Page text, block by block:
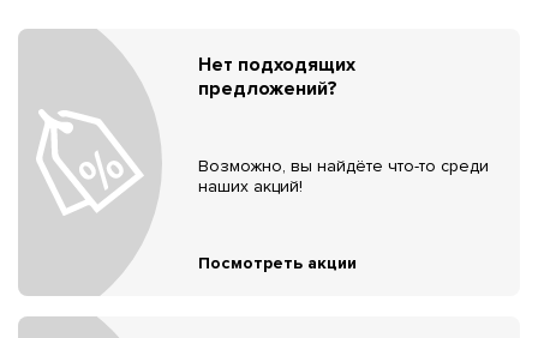
Нет подходящих
предложений?
Возможно, вы найдёте что-то среди
наших акций!
Посмотреть акции